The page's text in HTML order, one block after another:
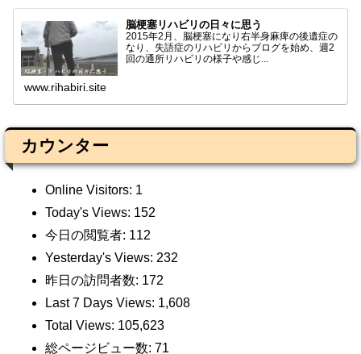
脳梗塞リハビリの日々に思う
2015年2月、脳梗塞になり右半身麻痺の後遺症の
なり、失語症のリハビリからブログを始め、週2
回の通所リハビリの様子や感じ...
www.rihabiri.site
カウンター
Online Visitors: 1
Today's Views: 152
今日の閲覧者: 112
Yesterday's Views: 232
昨日の訪問者数: 172
Last 7 Days Views: 1,608
Total Views: 105,623
総ページビュー数: 71